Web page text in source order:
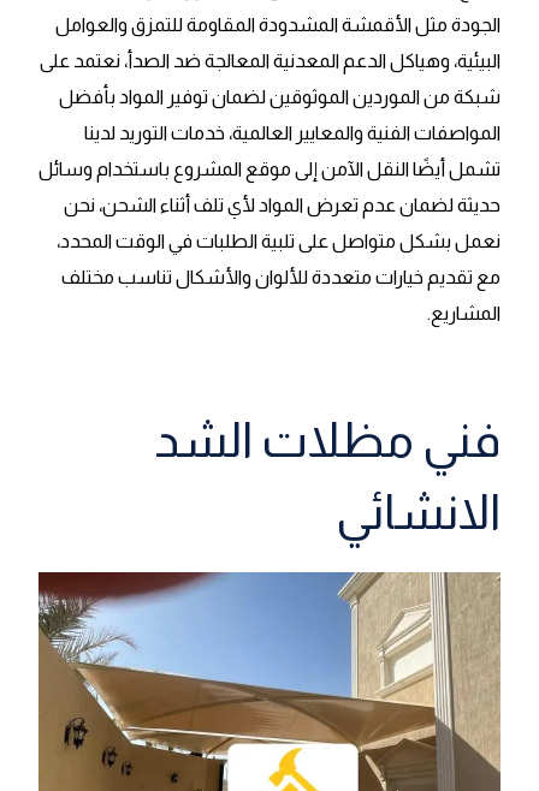
الجودة مثل الأقمشة المشدودة المقاومة للتمزق والعوامل
البيئية، وهياكل الدعم المعدنية المعالجة ضد الصدأ، نعتمد على
شبكة من الموردين الموثوقين لضمان توفير المواد بأفضل
المواصفات الفنية والمعايير العالمية، خدمات التوريد لدينا
تشمل أيضًا النقل الآمن إلى موقع المشروع باستخدام وسائل
حديثة لضمان عدم تعرض المواد لأي تلف أثناء الشحن، نحن
نعمل بشكل متواصل على تلبية الطلبات في الوقت المحدد،
مع تقديم خيارات متعددة للألوان والأشكال تناسب مختلف
المشاريع.
فني مظلات الشد
الانشائي